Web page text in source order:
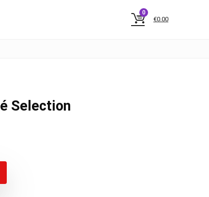
0
€0.00
Selection